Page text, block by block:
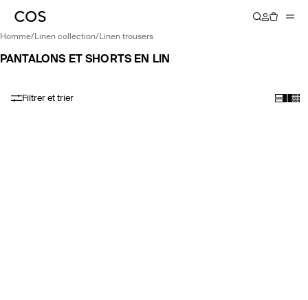
homme/ linen collection/ linen trousers
PANTALONS ET SHORTS EN LIN
Filtrer et trier